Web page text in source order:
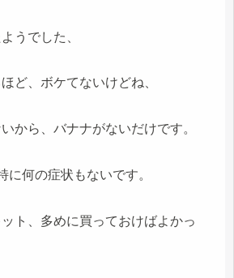
うでした、
ど、ボケてないけどね、
から、バナナがないだけです。
に何の症状もないです。
ト、多めに買っておけばよかっ